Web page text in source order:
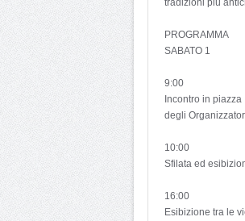
tradizioni più
PROGRAMMA
SABATO 1
9:00
Incontro in
degli
10:00
Sfilata ed
16:00
Esibizione tra le